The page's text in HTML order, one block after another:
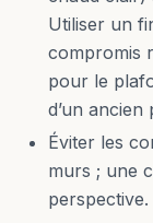
Utiliser un
compromis
pour le
d’un ancien
Éviter les
murs ; une
perspective.